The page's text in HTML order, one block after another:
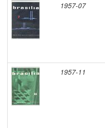
1957-07
1957-11